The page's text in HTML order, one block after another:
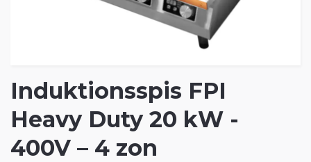
Induktionsspis FPI
Heavy Duty 20 kW -
400V – 4 zon